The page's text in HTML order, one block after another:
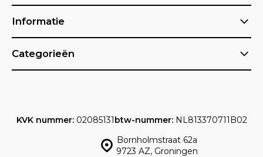
Informatie
Categorieën
Bornholmstraat 62a
9723 AZ, Groningen
KVK nummer:02085131btw-nummer:NL813370711B02